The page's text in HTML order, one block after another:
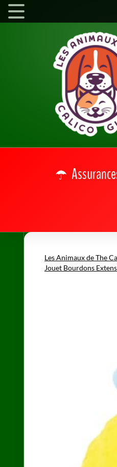
Les Animaux de The
Jouet Bourdons